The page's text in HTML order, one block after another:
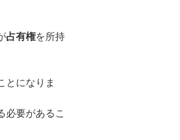
占有権を所持
とになりま
必要があるこ